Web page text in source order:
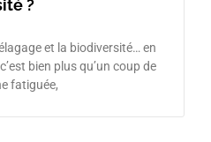
?
et la biodiversité… en
bien plus qu’un coup de
fatiguée,